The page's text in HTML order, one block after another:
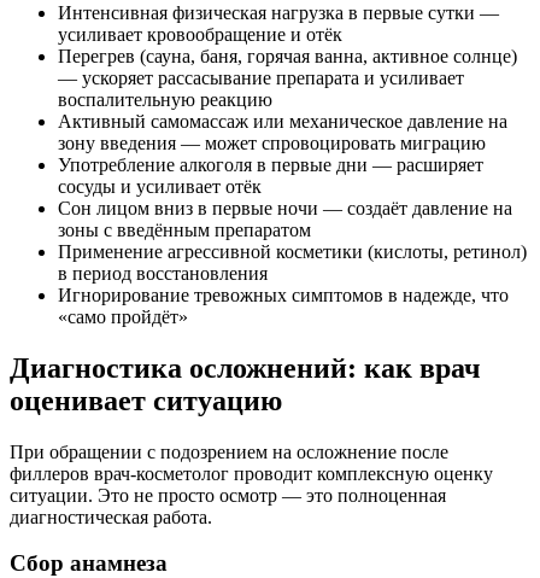
Интенсивная физическая нагрузка в первые сутки —
усиливает кровообращение и отёк
Перегрев (сауна, баня, горячая ванна, активное солнце)
— ускоряет рассасывание препарата и усиливает
воспалительную реакцию
Активный самомассаж или механическое давление на
зону введения — может спровоцировать миграцию
Употребление алкоголя в первые дни — расширяет
сосуды и усиливает отёк
Сон лицом вниз в первые ночи — создаёт давление на
зоны с введённым препаратом
Применение агрессивной косметики (кислоты, ретинол)
в период восстановления
Игнорирование тревожных симптомов в надежде, что
«само пройдёт»
Диагностика осложнений: как врач
оценивает ситуацию
При обращении с подозрением на осложнение после
филлеров врач-косметолог проводит комплексную оценку
ситуации. Это не просто осмотр — это полноценная
диагностическая работа.
Сбор анамнеза